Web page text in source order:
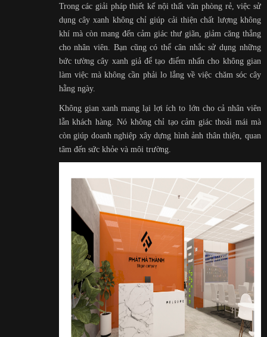
Trong các giải pháp thiết kế nội thất văn phòng rẻ, việc sử
dụng cây xanh không chỉ giúp cải thiện chất lượng không
khí mà còn mang đến cảm giác thư giãn, giảm căng thẳng
cho nhân viên. Bạn cũng có thể cân nhắc sử dụng những
bức tường cây xanh giả để tạo điểm nhấn cho không gian
làm việc mà không cần phải lo lắng về việc chăm sóc cây
hằng ngày.
Không gian xanh mang lại lợi ích to lớn cho cả nhân viên
lẫn khách hàng. Nó không chỉ tạo cảm giác thoải mái mà
còn giúp doanh nghiệp xây dựng hình ảnh thân thiện, quan
tâm đến sức khỏe và môi trường.